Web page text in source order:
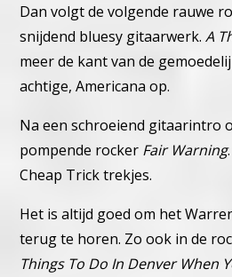
Dan volgt de volgende rauwe
snijdend bluesy gitaarwerk.A
meer de kant van de
achtige, Americana op.
Na een schroeiend gitaarintro
pompende rocker Fair Warning
Cheap Trick trekjes.
Het is altijd goed om het
terug te horen. Zo ook in de
Things To Do In Denver When